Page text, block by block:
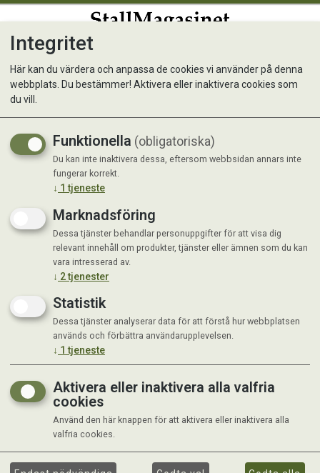
Rädisa, Cherry Belle, Rund
Integritet
Här kan du värdera och anpassa de cookies vi använder på denna
webbplats. Du bestämmer! Aktivera eller inaktivera cookies som
du vill.
Funktionella (obligatoriska)
Du kan inte inaktivera dessa, eftersom webbsidan annars inte
fungerar korrekt.
↓ 1 tjeneste
Marknadsföring
Dessa tjänster behandlar personuppgifter för att visa dig
relevant innehåll om produkter, tjänster eller ämnen som du kan
vara intresserad av.
↓ 2tjenester
Statistik
Dessa tjänster analyserar data för att förstå hur webbplatsen
används och förbättra användarupplevelsen.
↓ 1 tjeneste
Aktivera eller inaktivera alla valfria
cookies
Använd den här knappen för att aktivera eller inaktivera alla
valfria cookies.